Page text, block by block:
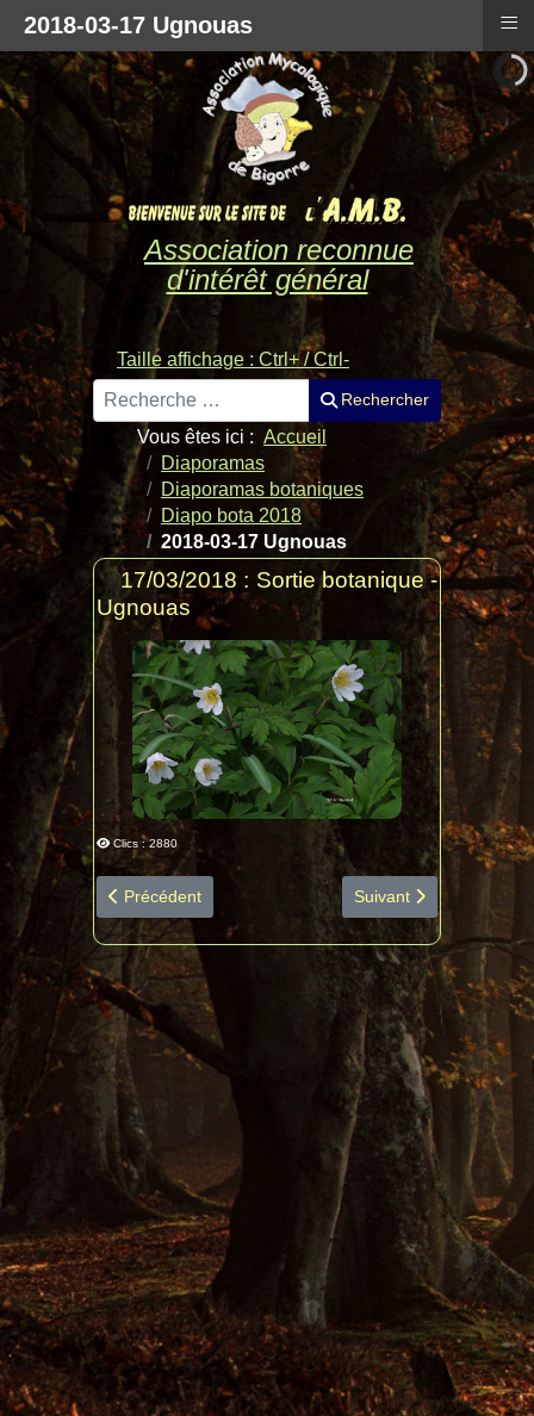
Association reconnue
d'intérêt général
Taille affichage : Ctrl+ / Ctrl-
Rechercher
Rechercher
Vous êtes ici : Accueil
Diaporamas
Diaporamas botaniques
Diapo bota 2018
2018-03-17 Ugnouas
17/03/2018 : Sortie botanique -
Ugnouas
Clics : 2880
Article précédent : 2018-03-17 Ugnouas diapo espèces
Précédent Article suivant : 2017-
Suivant
2018-03-17 Ugnouas ≡